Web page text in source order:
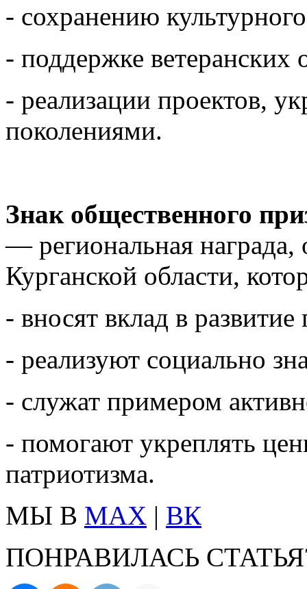
- сохранению
- поддержке ветеранских
- реализации проектов,
поколениями.
Знак общественного
— региональная
Курганской области,
- вносят вклад в
- реализуют социально
- служат примером
- помогают укреплять
патриотизма.
МЫ В MAX | ВК
ПОНРАВИЛАСЬ